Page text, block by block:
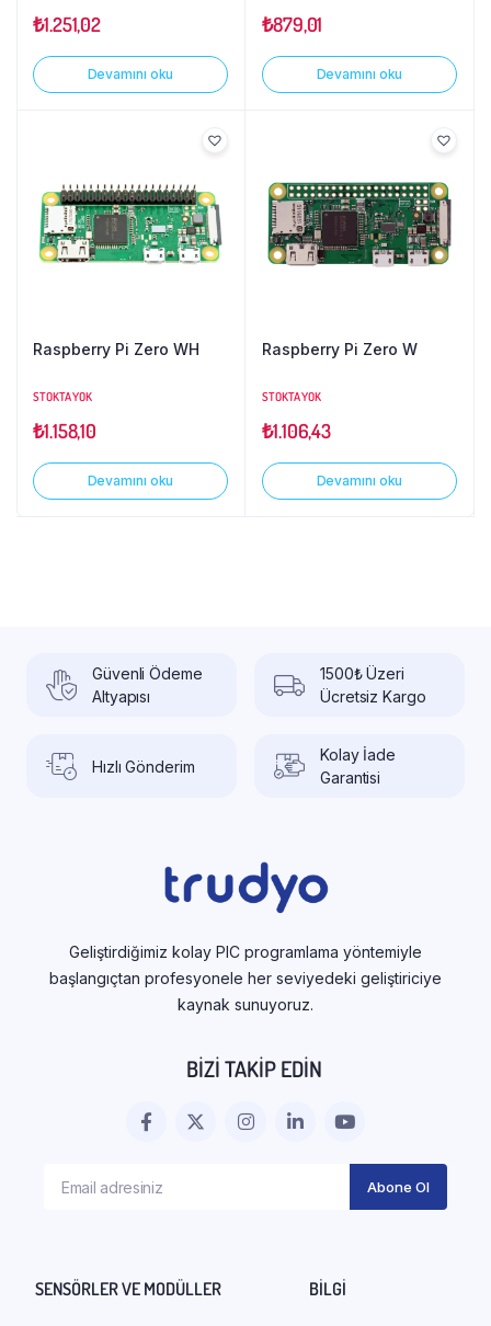
₺1.251,02
Devamını oku
₺879,01
Devamını oku
Raspberry Pi Zero WH
STOKTA YOK
₺1.158,10
Devamını oku
Raspberry Pi Zero W
STOKTA YOK
₺1.106,43
Devamını oku
Güvenli Ödeme
Altyapısı
1500₺ Üzeri
Ücretsiz Kargo
Hızlı Gönderim
Kolay İade
Garantisi
Geliştirdiğimiz kolay PIC programlama yöntemiyle
başlangıçtan profesyonele her seviyedeki geliştiriciye
kaynak sunuyoruz.
BIZI TAKIP EDIN
SENSÖRLER VE MODÜLLER BILGI